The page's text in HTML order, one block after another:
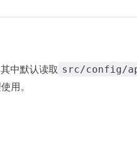
中默认读取 src/config/
用。